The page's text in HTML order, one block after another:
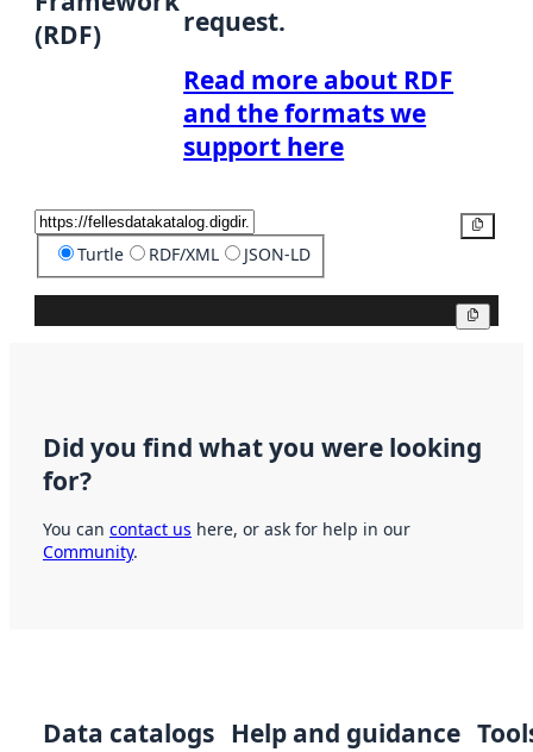
(RDF)
request.
Read more about RDF
and the formats we
support here
Turtle RDF/XML JSON-LD
Did you find what you were looking
for?
You can contact us here, or ask for help in our
Community.
Data catalogs Help and guidance